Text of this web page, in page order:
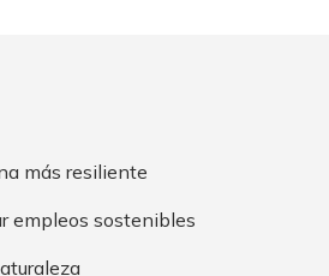
más resiliente
empleos sostenibles